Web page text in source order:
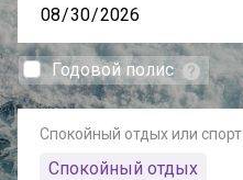
Годовой полис
Спокойный отдых или спорт
Спокойный отдых